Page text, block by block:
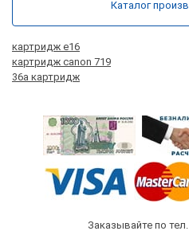
картридж е16
картридж canon 719
36a картридж
Заказывайте по тел.